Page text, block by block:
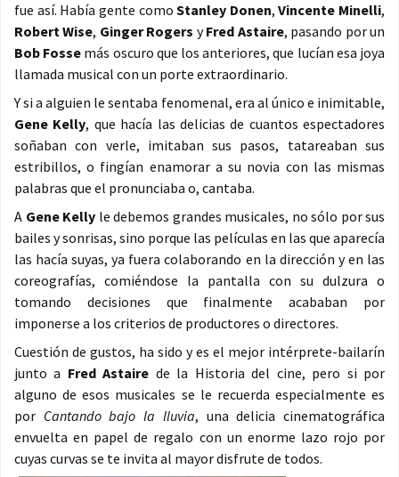
fue así. Había gente comoStanley Donen,Vincente Minelli,
Robert Wise, Ginger Rogers yFred Astaire, pasando por un
Bob Fosse más oscuro que los anteriores, que lucían esa joya
llamada musical con un porte extraordinario.
Y si a alguien le sentaba fenomenal, era al único e inimitable,
Gene Kelly, que hacía las delicias de cuantos espectadores
soñaban con verle, imitaban sus pasos, tatareaban sus
estribillos, o fingían enamorar a su novia con las mismas
palabras que el pronunciaba o, cantaba.
A Gene Kelly le debemos grandes musicales, no sólo por sus
bailes y sonrisas, sino porque las películas en las que aparecía
las hacía suyas, ya fuera colaborando en la dirección y en las
coreografías, comiéndose la pantalla con su dulzura o
tomando decisiones que finalmente acababan por
imponerse a los criterios de productores o directores.
Cuestión de gustos, ha sido y es el mejor intérprete-bailarín
junto a Fred Astaire de la Historia del cine, pero si por
alguno de esos musicales se le recuerda especialmente es
por Cantando bajo la lluvia, una delicia cinematográfica
envuelta en papel de regalo con un enorme lazo rojo por
cuyas curvas se te invita al mayor disfrute de todos.